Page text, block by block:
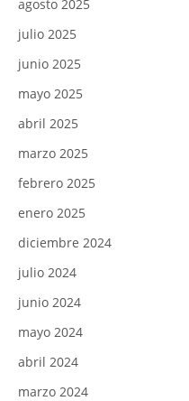
agosto 2025
julio 2025
junio 2025
mayo 2025
abril 2025
marzo 2025
febrero 2025
enero 2025
diciembre 2024
julio 2024
junio 2024
mayo 2024
abril 2024
marzo 2024